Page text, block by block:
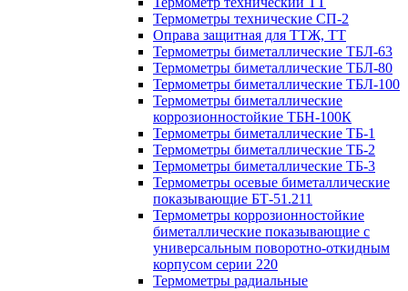
Термометры технические СП-2
Оправа защитная для ТТЖ, ТТ
Термометры биметаллические ТБЛ-63
Термометры биметаллические ТБЛ-80
Термометры биметаллические ТБЛ-100
Термометры биметаллические
коррозионностойкие ТБН-100К
Термометры биметаллические ТБ-1
Термометры биметаллические ТБ-2
Термометры биметаллические ТБ-3
Термометры осевые биметаллические
показывающие БТ-51.211
Термометры коррозионностойкие
биметаллические показывающие с
универсальным поворотно-откидным
корпусом серии 220
Термометры радиальные